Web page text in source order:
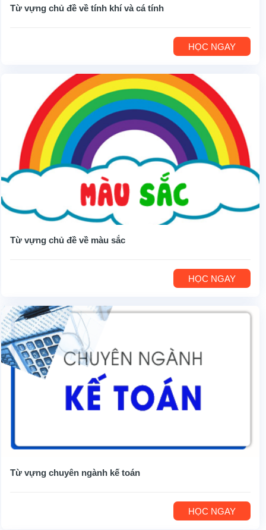
Từ vựng chủ đề về tính khí và cá tính
HỌC NGAY
Từ vựng chủ đề về màu sắc
HỌC NGAY
Từ vựng chuyên ngành kế toán
HỌC NGAY